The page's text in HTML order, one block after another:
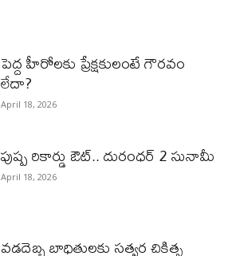
పెద్ద హీరోల‌కు ప్రేక్ష‌కులంటే గౌర‌వం
లేదా?
April 18, 2026
పుష్ప రికార్డు ఔట్‌.. దురంధ‌ర్ 2 సునామీ
April 18, 2026
వడదెబ్బ బాధితులకు సత్వర చికిత్స